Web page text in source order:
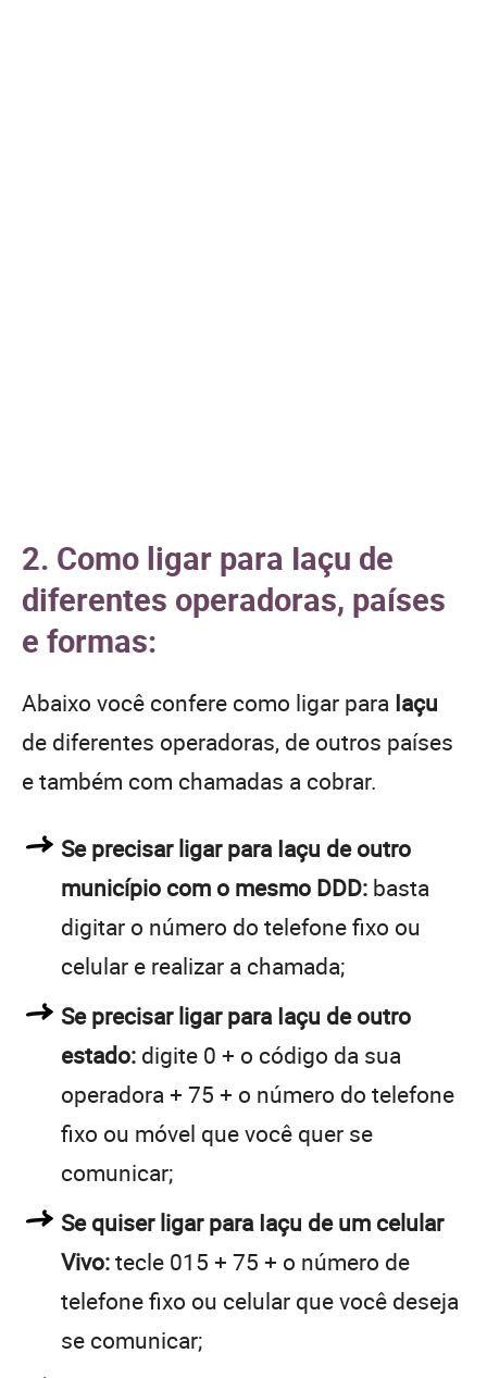
2. Como ligar para Iaçu de
diferentes operadoras, países
e formas:
Abaixo você confere como ligar para Iaçu
de diferentes operadoras, de outros países
e também com chamadas a cobrar.
Se precisar ligar para Iaçu de outro
município com o mesmo DDD: basta
digitar o número do telefone fixo ou
celular e realizar a chamada;
Se precisar ligar para Iaçu de outro
estado: digite 0 + o código da sua
operadora + 75 + o número do telefone
fixo ou móvel que você quer se
comunicar;
Se quiser ligar para Iaçu de um celular
Vivo:tecle 015 + 75 + o número de
telefone fixo ou celular que você deseja
se comunicar;